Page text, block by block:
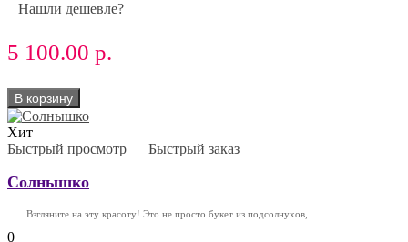
Нашли дешевле?
5 100.00 р.
В корзину
Хит
Быстрый просмотр
Быстрый заказ
Солнышко
Взгляните на эту красоту! Это не просто букет из подсолнухов, ..
0